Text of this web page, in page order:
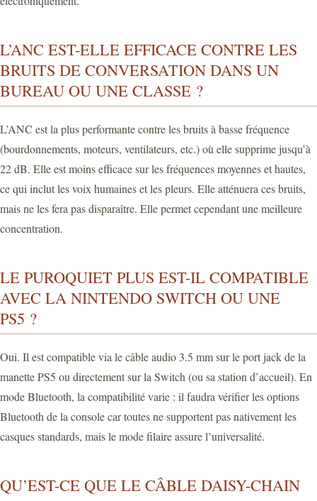
L’ANC EST-ELLE EFFICACE CONTRE LES
BRUITS DE CONVERSATION DANS UN
BUREAU OU UNE CLASSE ?
L’ANC est la plus performante contre les bruits à basse fréquence
(bourdonnements, moteurs, ventilateurs, etc.) où elle supprime jusqu’à
22 dB. Elle est moins efficace sur les fréquences moyennes et hautes,
ce qui inclut les voix humaines et les pleurs. Elle atténuera ces bruits,
mais ne les fera pas disparaître. Elle permet cependant une meilleure
concentration.
LE PUROQUIET PLUS EST-IL COMPATIBLE
AVEC LA NINTENDO SWITCH OU UNE
PS5 ?
Oui. Il est compatible via le câble audio 3.5 mm sur le port jack de la
manette PS5 ou directement sur la Switch (ou sa station d’accueil). En
mode Bluetooth, la compatibilité varie : il faudra vérifier les options
Bluetooth de la console car toutes ne supportent pas nativement les
casques standards, mais le mode filaire assure l’universalité.
QU’EST-CE QUE LE CÂBLE DAISY-CHAIN